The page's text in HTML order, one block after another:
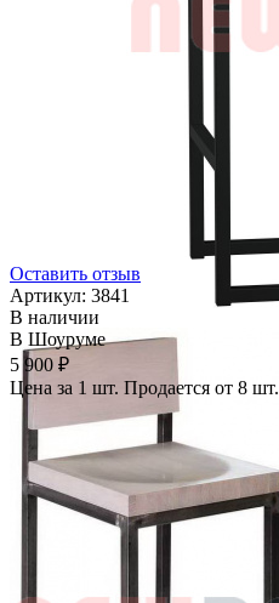
Оставить отзыв
Артикул: 3841
В наличии
В Шоуруме
5 900 ₽
Цена за 1 шт. Продается от 8 шт.